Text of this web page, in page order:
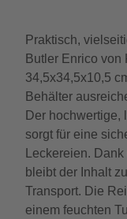
Praktisch,
Butler Enrico
34,5x34,5x10,5
Behälter
Der hochwertige,
sorgt für eine
Leckereien.
bleibt der Inhalt
Transport. Die
einem feuchten